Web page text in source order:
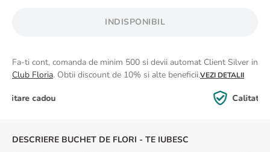
INDISPONIBIL
Fa-ti cont, comanda de minim 500 si devii automat Client Silver in
Club Floria. Obtii discount de 10% si alte beneficii.VEZI DETALII
DESCRIERE BUCHET DE FLORI - TE IUBESC